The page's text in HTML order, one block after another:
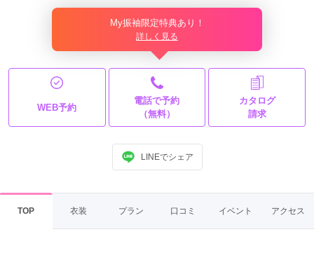
My振袖限定特典あり！
詳しく見る
WEB予約
電話で予約
（無料）
カタログ
請求
LINEでシェア
TOP 衣装 プラン 口コミ イベント アクセス